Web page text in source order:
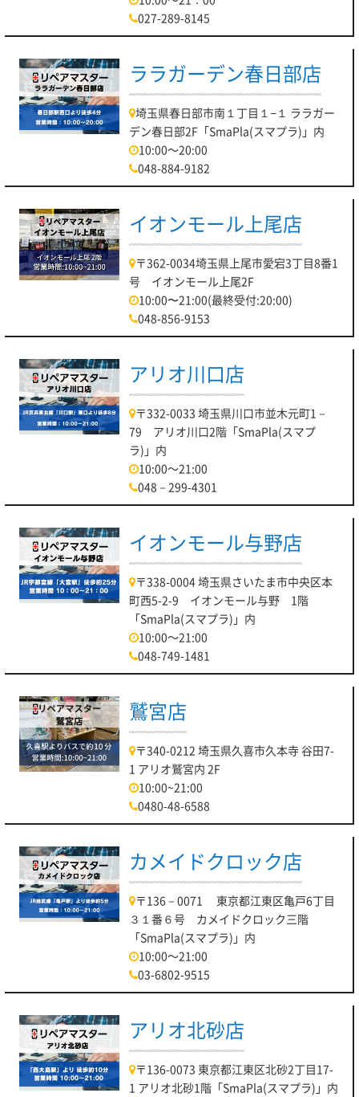
027-289-8145
ララガーデン春日部店
埼玉県春日部市南１丁目１−１ ララガー
デン春日部2F「SmaPla(スマプラ)」内
10:00～20:00
048-884-9182
イオンモール上尾店
〒362-0034埼玉県上尾市愛宕3丁目8番1
号 イオンモール上尾2F
10:00〜21:00(最終受付:20:00)
048-856-9153
アリオ川口店
〒332-0033 埼玉県川口市並木元町1－
79 アリオ川口2階「SmaPla(スマプ
ラ)」内
10:00～21:00
048－299-4301
イオンモール与野店
〒338-0004 埼玉県さいたま市中央区本
町西5-2-9 イオンモール与野 1階
「SmaPla(スマプラ)」内
10:00～21:00
048-749-1481
鷲宮店
〒340-0212 埼玉県久喜市久本寺 谷田7-
1 アリオ鷲宮内 2F
10:00~21:00
0480-48-6588
カメイドクロック店
〒136－0071 東京都江東区亀戸6丁目
３１番６号 カメイドクロック三階
「SmaPla(スマプラ)」内
10:00～21:00
03-6802-9515
アリオ北砂店
〒136-0073 東京都江東区北砂2丁目17-
1 アリオ北砂1階「SmaPla(スマプラ)」内